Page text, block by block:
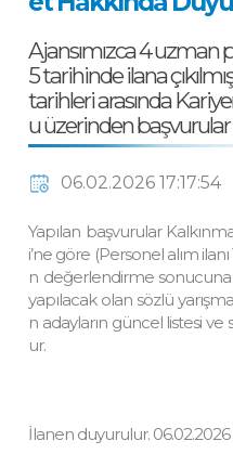
Ajansımızca 4 uzman
5 tarihinde ilana
tarihleri arasında
u üzerinden başvurular
06.02.2026 17:17:54
Yapılan başvurular
i’ne göre (Personel alım
n değerlendirme
yapılacak olan sözlü
n adayların güncel listesi ve
ur.
İlanen duyurulur. 06.02.2026